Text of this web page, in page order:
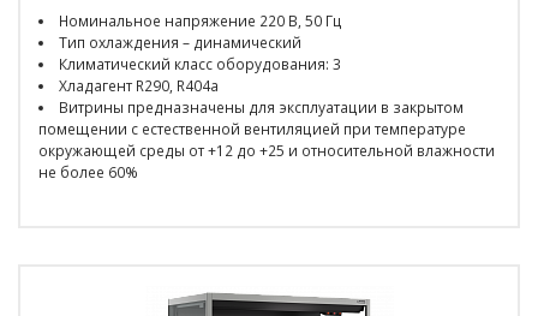
Номинальное напряжение 220 В, 50 Гц
Тип охлаждения – динамический
Климатический класс оборудования: 3
Хладагент R290, R404a
Витрины предназначены для эксплуатации в закрытом
помещении с естественной вентиляцией при температуре
окружающей среды от +12 до +25 и относительной влажности
не более 60%